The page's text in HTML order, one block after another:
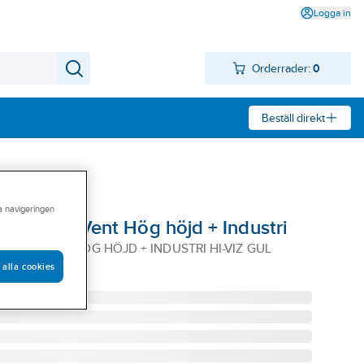
Logga in
Orderrader: 0
Beställ direkt
Vertex Vent Hög höjd + Industri
VENT HÖG HÖJD + INDUSTRI HI-VIZ GUL
navigeringen
alla cookies